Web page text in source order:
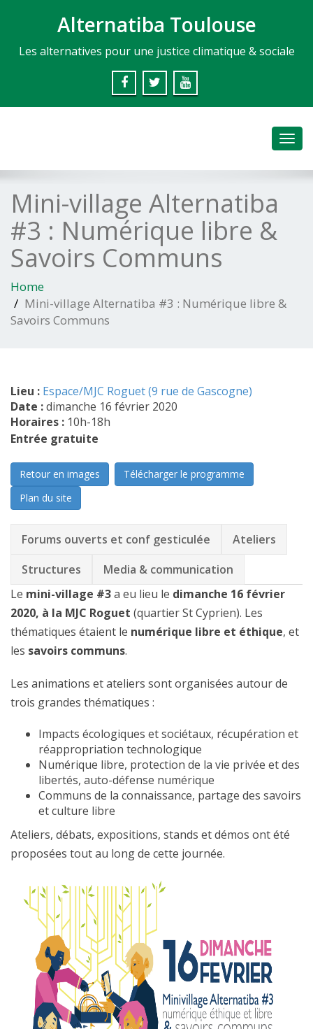
Alternatiba Toulouse
Les alternatives pour une justice climatique & sociale
Mini-village Alternatiba
#3 : Numérique libre &
Savoirs Communs
Home
Mini-village Alternatiba #3 : Numérique libre &
Savoirs Communs
Lieu : Espace/MJC Roguet (9 rue de Gascogne)
Date :dimanche 16 février 2020
Horaires : 10h-18h
Entrée gratuite
Retour en images
Télécharger le programme
Plan du site
Forums ouverts et conf gesticulée
Ateliers
Structures
Media & communication
Le mini-village #3a eu lieu le dimanche 16 février
2020, à la MJC Roguet (quartier St Cyprien). Les
thématiques étaient le numérique libre et éthique, et
les savoirs communs.
Les animations et ateliers sont organisées autour de
trois grandes thématiques :
Impacts écologiques et sociétaux, récupération et
réappropriation technologique
Numérique libre, protection de la vie privée et des
libertés, auto-défense numérique
Communs de la connaissance, partage des savoirs
et culture libre
Ateliers, débats, expositions, stands et démos ont été
proposées tout au long de cette journée.